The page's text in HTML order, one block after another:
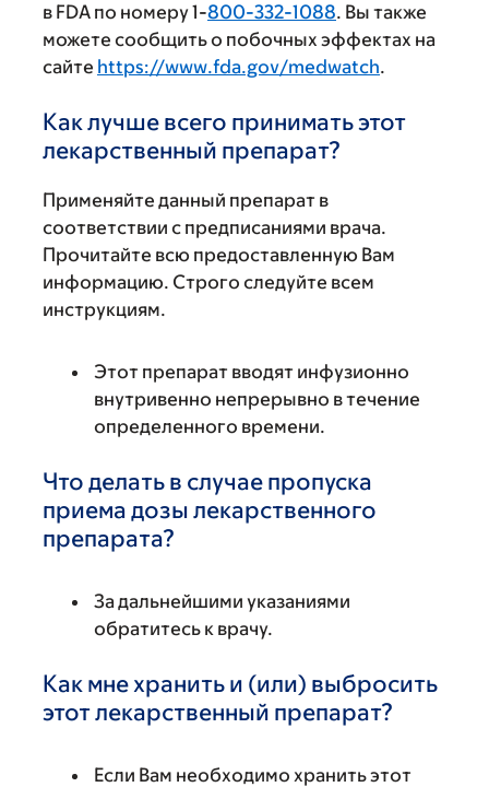
в FDA по номеру 1-800-332-1088. Вы также
можете сообщить о побочных эффектах на
сайте https://www.fda.gov/medwatch.
Как лучше всего принимать этот
лекарственный препарат?
Применяйте данный препарат в
соответствии с предписаниями врача.
Прочитайте всю предоставленную Вам
информацию. Строго следуйте всем
инструкциям.
Этот препарат вводят инфузионно
внутривенно непрерывно в течение
определенного времени.
Что делать в случае пропуска
приема дозы лекарственного
препарата?
За дальнейшими указаниями
обратитесь к врачу.
Как мне хранить и (или) выбросить
этот лекарственный препарат?
Если Вам необходимо хранить этот